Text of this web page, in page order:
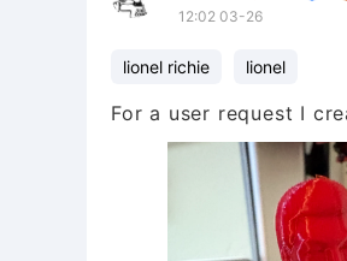
12:02 03-26
lionel richie lionel
For a user request I